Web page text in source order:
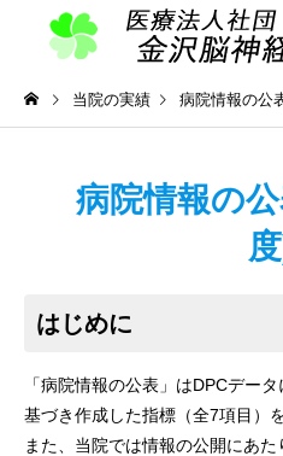
当院の実績 病院情報の公
病院情報の
はじめに
「病院情報の公表」はDPCデー
基づき作成した指標（全7項目）
また、当院では情報の公開にあ